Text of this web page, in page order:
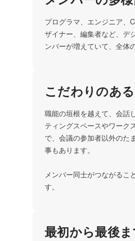
プログラマ、エンジニア、
ザイナー、編集者など、デ
ンバーが増えていて、全体
こだわりのあ
職能の垣根を越えて、会話
ティングスペースやワーク
で、会議の参加者以外のた
事もあります。
メンバー同士がつながるこ
す。
最初から最後